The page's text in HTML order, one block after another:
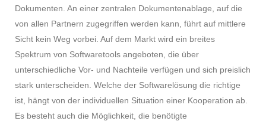
Dokumenten. An einer zentralen Dokumentenablage, auf die
von allen Partnern zugegriffen werden kann, führt auf mittlere
Sicht kein Weg vorbei. Auf dem Markt wird ein breites
Spektrum von Softwaretools angeboten, die über
unterschiedliche Vor- und Nachteile verfügen und sich preislich
stark unterscheiden. Welche der Softwarelösung die richtige
ist, hängt von der individuellen Situation einer Kooperation ab.
Es besteht auch die Möglichkeit, die benötigte